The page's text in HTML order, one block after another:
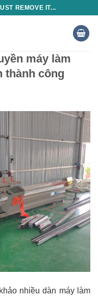
REMOVE IT...
máy làm
thành công
nhiều dàn máy làm